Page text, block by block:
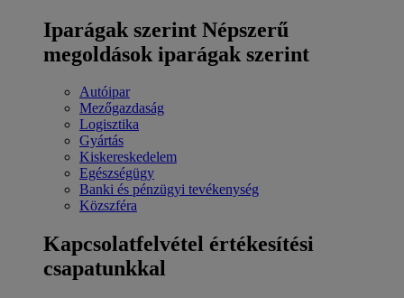
Iparágak szerint Népszerű
megoldások iparágak szerint
Autóipar
Mezőgazdaság
Logisztika
Gyártás
Kiskereskedelem
Egészségügy
Banki és pénzügyi tevékenység
Közszféra
Kapcsolatfelvétel értékesítési
csapatunkkal